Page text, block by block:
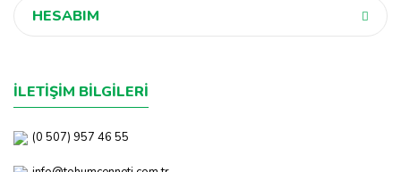
HESABIM
İLETİŞİM BİLGİLERİ
(0 507) 957 46 55